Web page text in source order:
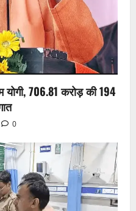
706.81 करोड़ की 194
0